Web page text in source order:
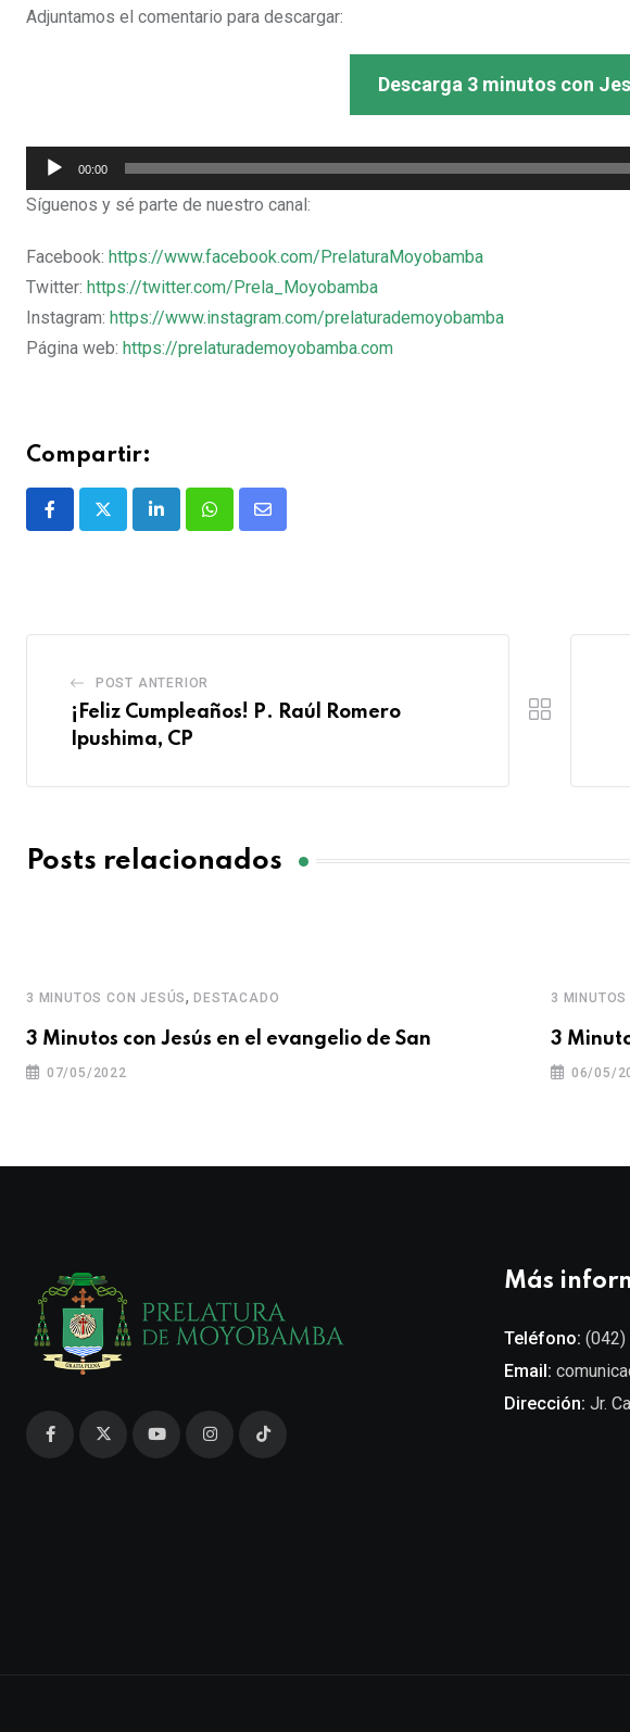
Adjuntamos el comentario para descargar:
Descarga 3 minutos con
Reproductor
de
00:00
Síguenos y sé parte de nuestro canal:
Facebook: https://www.facebook.com/PrelaturaMoyobamba
Twitter: https://twitter.com/Prela_Moyobamba
Instagram: https://www.instagram.com/prelaturademoyobamba
Página web: https://prelaturademoyobamba.com
Compartir:
POST ANTERIOR
¡Feliz Cumpleaños! P. Raúl Romero
Ipushima, CP
Posts relacionados
3 MINUTOS CON JESÚS,DESTACADO
3 Minutos con Jesús en el evangelio de San
07/05/2022
3
3
06/05/
Más
Teléfono: (042)
Email:
Dirección: Jr.